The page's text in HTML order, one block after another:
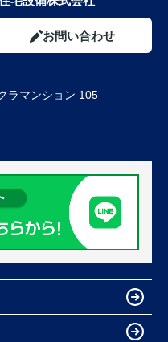
お問い合わせ
ラマンション 105